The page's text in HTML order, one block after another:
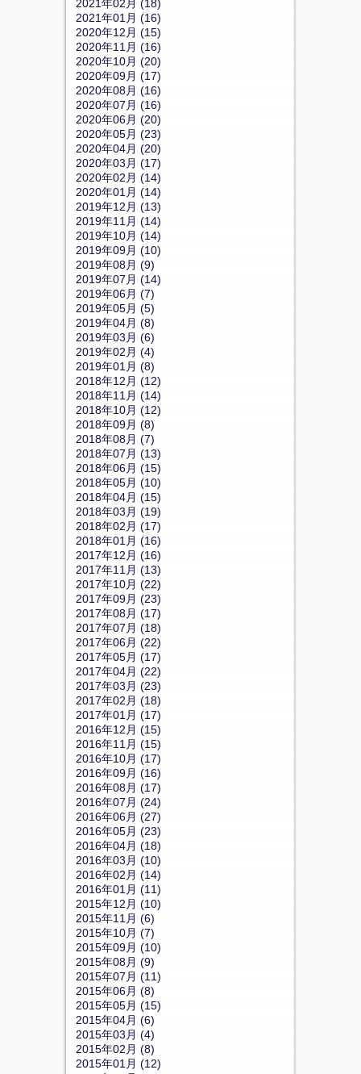
2021年02月 (18)
2021年01月 (16)
2020年12月 (15)
2020年11月 (16)
2020年10月 (20)
2020年09月 (17)
2020年08月 (16)
2020年07月 (16)
2020年06月 (20)
2020年05月 (23)
2020年04月 (20)
2020年03月 (17)
2020年02月 (14)
2020年01月 (14)
2019年12月 (13)
2019年11月 (14)
2019年10月 (14)
2019年09月 (10)
2019年08月 (9)
2019年07月 (14)
2019年06月 (7)
2019年05月 (5)
2019年04月 (8)
2019年03月 (6)
2019年02月 (4)
2019年01月 (8)
2018年12月 (12)
2018年11月 (14)
2018年10月 (12)
2018年09月 (8)
2018年08月 (7)
2018年07月 (13)
2018年06月 (15)
2018年05月 (10)
2018年04月 (15)
2018年03月 (19)
2018年02月 (17)
2018年01月 (16)
2017年12月 (16)
2017年11月 (13)
2017年10月 (22)
2017年09月 (23)
2017年08月 (17)
2017年07月 (18)
2017年06月 (22)
2017年05月 (17)
2017年04月 (22)
2017年03月 (23)
2017年02月 (18)
2017年01月 (17)
2016年12月 (15)
2016年11月 (15)
2016年10月 (17)
2016年09月 (16)
2016年08月 (17)
2016年07月 (24)
2016年06月 (27)
2016年05月 (23)
2016年04月 (18)
2016年03月 (10)
2016年02月 (14)
2016年01月 (11)
2015年12月 (10)
2015年11月 (6)
2015年10月 (7)
2015年09月 (10)
2015年08月 (9)
2015年07月 (11)
2015年06月 (8)
2015年05月 (15)
2015年04月 (6)
2015年03月 (4)
2015年02月 (8)
2015年01月 (12)